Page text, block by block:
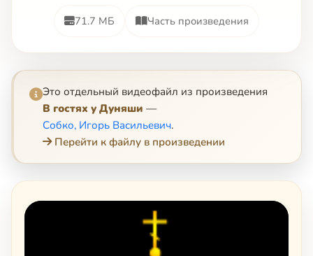
71.7 МБ Часть произведения
Это отдельный видеофайл из произведения
В гостях у Дуняши —
Собко, Игорь Васильевич.
Перейти к файлу в произведении